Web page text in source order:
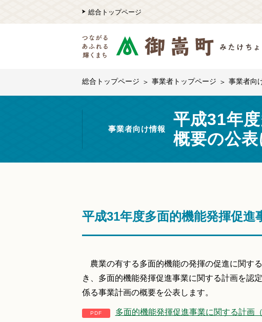
総合トップページ
総合トップページ 事業者トップページ 事業者向
事業者向け情報
平成31年
概要の公
平成31年度多面的機能発揮促
農業の有する多面的機能の発揮の促進に関す
き、多面的機能発揮促進事業に関する計画を認
係る事業計画の概要を公表します。
多面的機能発揮促進事業に関する計画